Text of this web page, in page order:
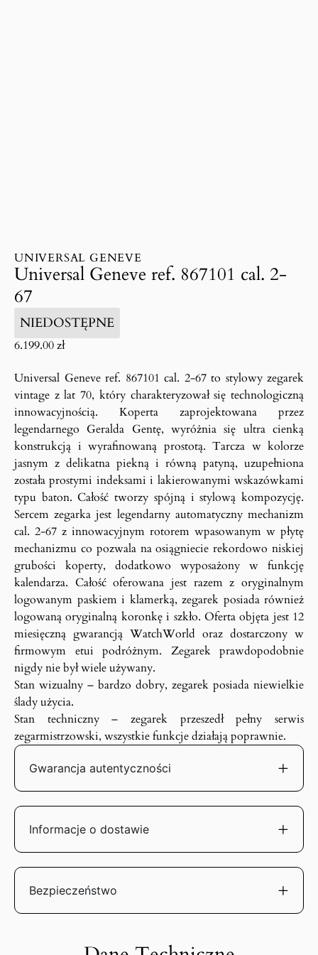
UNIVERSAL GENEVE
Universal Geneve ref. 867101 cal. 2-
67
NIEDOSTĘPNE
6.199.00zł
Universal Geneve ref. 867101 cal. 2-67 to stylowy zegarek
vintage z lat 70, który charakteryzował się technologiczną
innowacyjnością. Koperta zaprojektowana przez
legendarnego Geralda Gentę, wyróżnia się ultra cienką
konstrukcją i wyrafinowaną prostotą. Tarcza w kolorze
jasnym z delikatna piekną i równą patyną, uzupełniona
została prostymi indeksami i lakierowanymi wskazówkami
typu baton. Całość tworzy spójną i stylową kompozycję.
Sercem zegarka jest legendarny automatyczny mechanizm
cal. 2-67 z innowacyjnym rotorem wpasowanym w płytę
mechanizmu co pozwala na osiągniecie rekordowo niskiej
grubości koperty, dodatkowo wyposażony w funkcję
kalendarza. Całość oferowana jest razem z oryginalnym
logowanym paskiem i klamerką, zegarek posiada również
logowaną oryginalną koronkę i szkło. Oferta objęta jest 12
miesięczną gwarancją WatchWorld oraz dostarczony w
firmowym etui podróżnym. Zegarek prawdopodobnie
nigdy nie był wiele używany.
Stan wizualny – bardzo dobry, zegarek posiada niewielkie
ślady użycia.
Stan techniczny – zegarek przeszedł pełny serwis
zegarmistrzowski, wszystkie funkcje działają poprawnie.
Gwarancja autentyczności
Informacje o dostawie
Bezpieczeństwo